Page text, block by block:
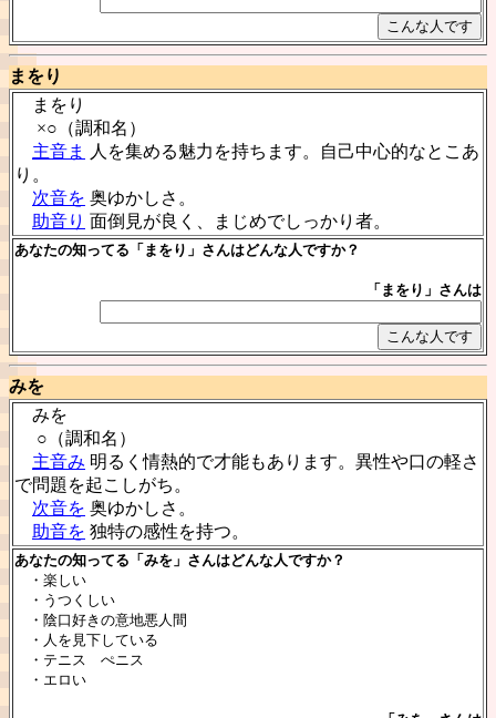
まをり
まをり
×○（調和名）
主音ま
人を集める魅力を持ちます。自己中心的なとこあ
り。
次音を 奥ゆかしさ。
助音り 面倒見が良く、まじめでしっかり者。
あなたの知ってる「まをり」さんはどんな人ですか？
「まをり」さんは
みを
みを
○（調和名）
主音み 明るく情熱的で才能もあります。異性や口の軽さ
で問題を起こしがち。
次音を 奥ゆかしさ。
助音を 独特の感性を持つ。
あなたの知ってる「みを」さんはどんな人ですか？
・楽しい
・うつくしい
・陰口好きの意地悪人間
・人を見下している
・テニス ぺニス
・エロい